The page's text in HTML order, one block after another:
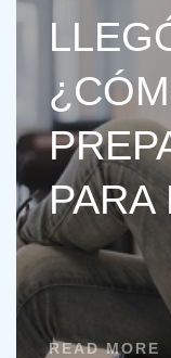
PARA
READ MORE